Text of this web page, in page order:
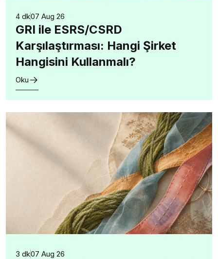
4 dk07 Aug 26
GRI ile ESRS/CSRD
Karşılaştırması: Hangi Şirket
Hangisini Kullanmalı?
Oku
3 dk07 Aug 26